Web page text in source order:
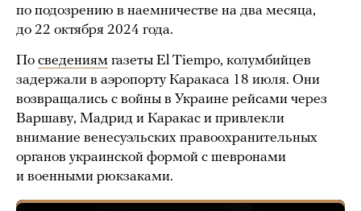
по подозрению в наемничестве на два месяца,
до 22 октября 2024 года.
По сведениям газеты El Tiempo, колумбийцев
задержали в аэропорту Каракаса 18 июля. Они
возвращались с войны в Украине рейсами через
Варшаву, Мадрид и Каракас и привлекли
внимание венесуэльских правоохранительных
органов украинской формой с шевронами
и военными рюкзаками.